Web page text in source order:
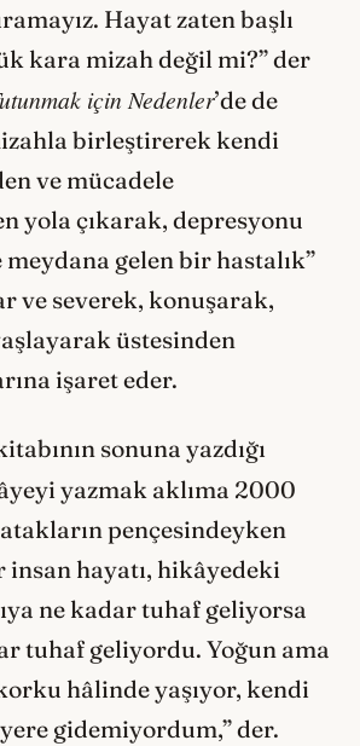
Hayat zaten başlı
kara mizah değil mi?” der
için Nedenler’de de
birleştirerek kendi
ve mücadele
yola çıkarak, depresyonu
gelen bir hastalık”
ve severek, konuşarak,
üstesinden
işaret eder.
sonuna yazdığı
yazmak aklıma 2000
pençesindeyken
insan hayatı, hikâyedeki
ne kadar tuhaf geliyorsa
tuhaf geliyordu. Yoğun ama
hâlinde yaşıyor, kendi
gidemiyordum,” der.